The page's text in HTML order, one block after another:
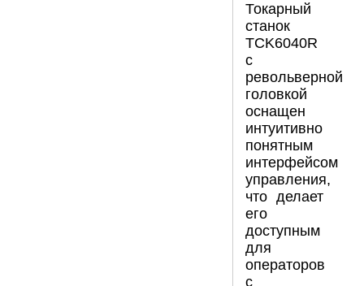
Токарный
станок
TCK6040R
с
револьверной
головкой
оснащен
интуитивно
понятным
интерфейсом
управления,
что делает
его
доступным
для
операторов
с